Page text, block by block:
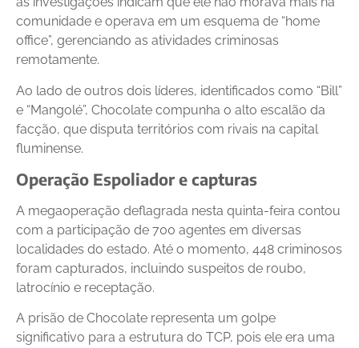
comunidade e operava em um esquema de “home
office”, gerenciando as atividades criminosas
remotamente.
Ao lado de outros dois líderes, identificados como “Bill”
e “Mangolé”, Chocolate compunha o alto escalão da
facção, que disputa territórios com rivais na capital
fluminense.
Operação Espoliador e capturas
A megaoperação deflagrada nesta quinta-feira contou
com a participação de 700 agentes em diversas
localidades do estado. Até o momento, 448 criminosos
foram capturados, incluindo suspeitos de roubo,
latrocínio e receptação.
A prisão de Chocolate representa um golpe
significativo para a estrutura do TCP, pois ele era uma